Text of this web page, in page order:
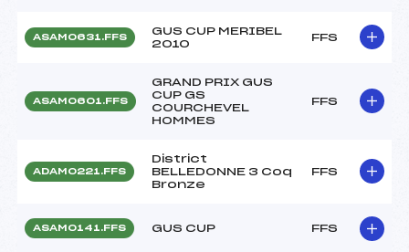
ASAM0631.FFS
GUS CUP MERIBEL
2010
FFS
ASAM0601.FFS
GRAND PRIX GUS
CUP GS
COURCHEVEL
HOMMES
FFS
ADAM0221.FFS
District
BELLEDONNE 3 Coq
Bronze
FFS
ASAM0141.FFS GUS CUP FFS